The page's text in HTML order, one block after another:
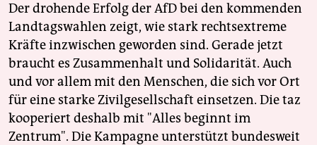
Der drohende Erfolg der AfD bei den kommenden
Landtagswahlen zeigt, wie stark rechtsextreme
Kräfte inzwischen geworden sind. Gerade jetzt
braucht es Zusammenhalt und Solidarität. Auch
und vor allem mit den Menschen, die sich vor Ort
für eine starke Zivilgesellschaft einsetzen. Die taz
kooperiert deshalb mit "Alles beginnt im
Zentrum". Die Kampagne unterstützt bundesweit